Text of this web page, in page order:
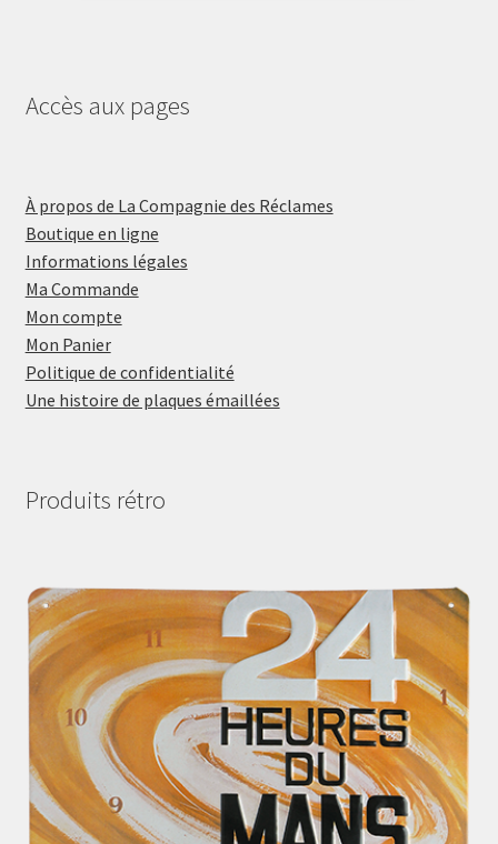
Accès aux pages
À propos de La Compagnie des Réclames
Boutique en ligne
Informations légales
Ma Commande
Mon compte
Mon Panier
Politique de confidentialité
Une histoire de plaques émaillées
Produits rétro